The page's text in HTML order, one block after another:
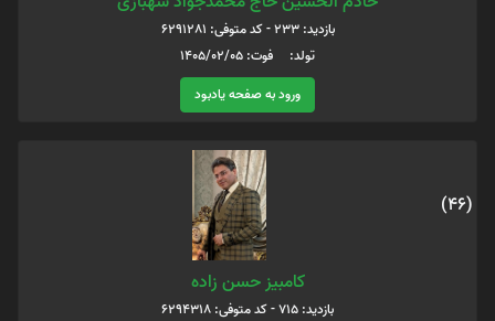
بازدید: 233 - کد متوفی: 6291281
تولد: فوت: 1405/02/05
ورود به صفحه یادبود
(46)
کامبیز حسن زاده
بازدید: 715 - کد متوفی: 6294318